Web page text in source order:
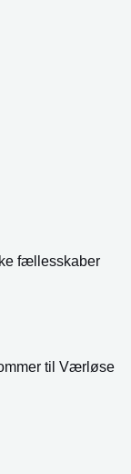
fællesskaber
til Værløse